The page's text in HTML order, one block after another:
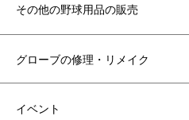
その他の野球用品の販売
グローブの修理・リメイク
イベント